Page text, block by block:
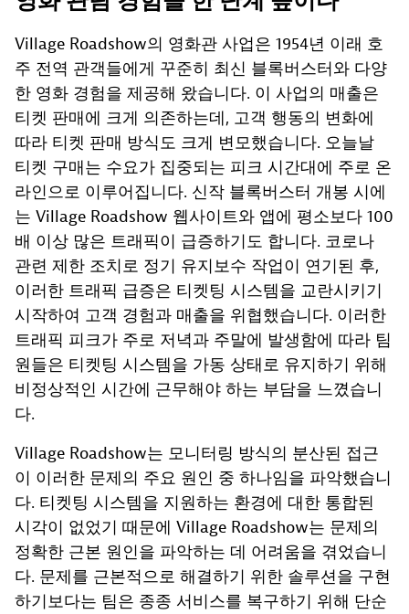
Village Roadshow의 영화관 사업은 1954년 이래 호
주 전역 관객들에게 꾸준히 최신 블록버스터와 다양
한 영화 경험을 제공해 왔습니다. 이 사업의 매출은
티켓 판매에 크게 의존하는데, 고객 행동의 변화에
따라 티켓 판매 방식도 크게 변모했습니다. 오늘날
티켓 구매는 수요가 집중되는 피크 시간대에 주로 온
라인으로 이루어집니다. 신작 블록버스터 개봉 시에
는 Village Roadshow 웹사이트와 앱에 평소보다 100
배 이상 많은 트래픽이 급증하기도 합니다. 코로나
관련 제한 조치로 정기 유지보수 작업이 연기된 후,
이러한 트래픽 급증은 티켓팅 시스템을 교란시키기
시작하여 고객 경험과 매출을 위협했습니다. 이러한
트래픽 피크가 주로 저녁과 주말에 발생함에 따라 팀
원들은 티켓팅 시스템을 가동 상태로 유지하기 위해
비정상적인 시간에 근무해야 하는 부담을 느꼈습니
다.
Village Roadshow는 모니터링 방식의 분산된 접근
이 이러한 문제의 주요 원인 중 하나임을 파악했습니
다. 티켓팅 시스템을 지원하는 환경에 대한 통합된
시각이 없었기 때문에 Village Roadshow는 문제의
정확한 근본 원인을 파악하는 데 어려움을 겪었습니
다. 문제를 근본적으로 해결하기 위한 솔루션을 구현
하기보다는 팀은 종종 서비스를 복구하기 위해 단순